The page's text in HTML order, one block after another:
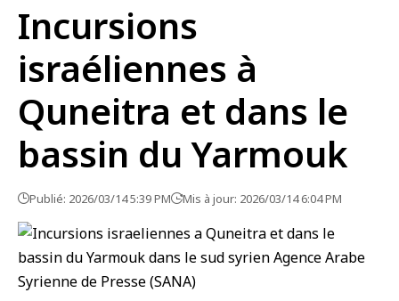
Incursions
israéliennes à
Quneitra et dans le
bassin du Yarmouk
Publié: 2026/03/14 5:39 PM Mis à jour: 2026/03/14 6:04 PM